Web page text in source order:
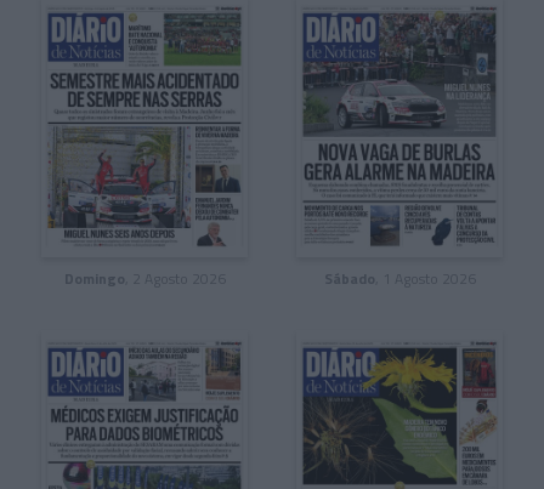
Domingo , 2 Agosto 2026 Sábado , 1 Agosto 2026